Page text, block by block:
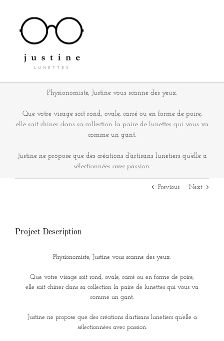
Physionomiste, Justine vous scanne des yeux.
Que votre visage soit rond, ovale, carré ou en forme de poire,
elle sait chiner dans sa collection la paire de lunettes qui vous va
comme un gant.
Justine ne propose que des créations d’artisans lunetiers qu’elle a
sélectionnées avec passion.
Previous Next
Project Description
Physionomiste, Justine vous scanne des yeux.
Que votre visage soit rond, ovale, carré ou en forme de poire,
elle sait chiner dans sa collection la paire de lunettes qui vous va
comme un gant.
Justine ne propose que des créations d’artisans lunetiers qu’elle a
sélectionnées avec passion.